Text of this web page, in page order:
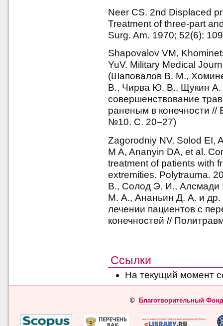
Neer CS. 2nd Displaced
Treatment of three-part
Surg. Am. 1970; 52(6):
Shapovalov VM,
YuV. Military Medical
(Шаповалов В. М.,
В., Чирва Ю. В., Щукин А.
совершенствование
раненым в конечности
№10. С. 20–27)
Zagorodniy NV, Solod EI,
M A, Ananyin DA, et al.
treatment of patients with
extremities. Polytrauma.
В., Солод Э. И., Алсмади
М. А., Ананьин Д. А. и др.
лечении пациентов с
конечностей //
Ссылки
На текущий момент
© Благотворительный